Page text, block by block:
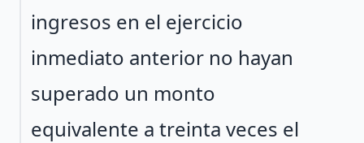
ingresos en el ejercicio
inmediato anterior no hayan
superado un monto
equivalente a treinta veces el